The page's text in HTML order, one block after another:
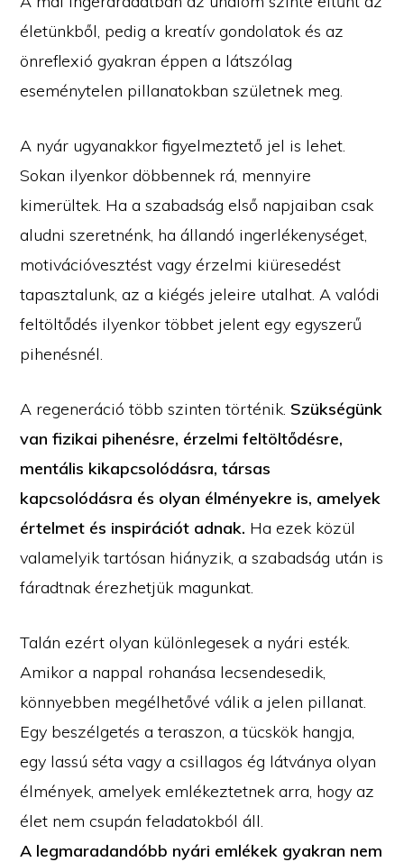
életünkből, pedig a kreatív gondolatok és az
önreflexió gyakran éppen a látszólag
eseménytelen pillanatokban születnek meg.
A nyár ugyanakkor figyelmeztető jel is lehet.
Sokan ilyenkor döbbennek rá, mennyire
kimerültek. Ha a szabadság első napjaiban csak
aludni szeretnénk, ha állandó ingerlékenységet,
motivációvesztést vagy érzelmi kiüresedést
tapasztalunk, az a kiégés jeleire utalhat. A valódi
feltöltődés ilyenkor többet jelent egy egyszerű
pihenésnél.
A regeneráció több szinten történik. Szükségünk
van fizikai pihenésre, érzelmi feltöltődésre,
mentális kikapcsolódásra, társas
kapcsolódásra és olyan élményekre is, amelyek
értelmet és inspirációt adnak. Ha ezek közül
valamelyik tartósan hiányzik, a szabadság után is
fáradtnak érezhetjük magunkat.
Talán ezért olyan különlegesek a nyári esték.
Amikor a nappal rohanása lecsendesedik,
könnyebben megélhetővé válik a jelen pillanat.
Egy beszélgetés a teraszon, a tücskök hangja,
egy lassú séta vagy a csillagos ég látványa olyan
élmények, amelyek emlékeztetnek arra, hogy az
élet nem csupán feladatokból áll.
A legmaradandóbb nyári emlékek gyakran nem